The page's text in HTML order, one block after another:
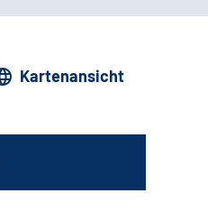
Kartenansicht